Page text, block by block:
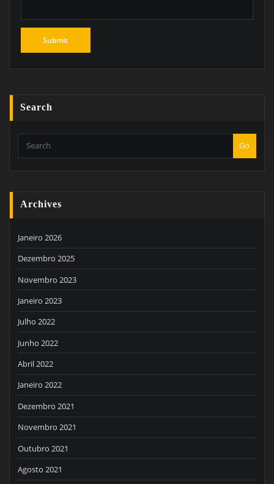
Search
Go
Archives
Janeiro 2026
Dezembro 2025
Novembro 2023
Janeiro 2023
Julho 2022
Junho 2022
Abril 2022
Janeiro 2022
Dezembro 2021
Novembro 2021
Outubro 2021
Agosto 2021